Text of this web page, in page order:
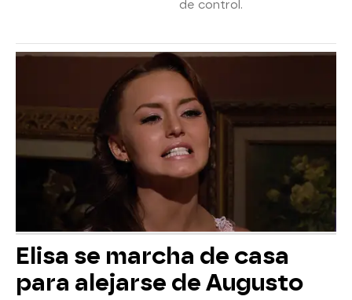
de control.
Elisa se marcha de casa
para alejarse de Augusto